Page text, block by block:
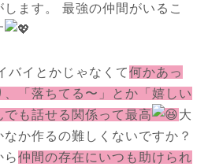
ます。 最強の仲間がいるこ
バイとかじゃなくて何かあっ
「落ちてる〜」とか「嬉しい
も話せる関係って最高
大
か作るの難しくないですか？
ら仲間の存在にいつも助けられ